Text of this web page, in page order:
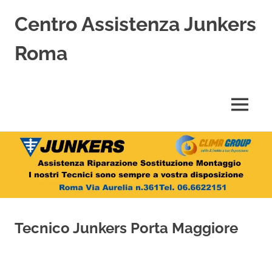
Salta
contenuto
Centro Assistenza Junkers
Roma
Riparazione,
Sostituzione,
Installazione
di
Junkers
MENU
Tecnico Junkers Porta Maggiore